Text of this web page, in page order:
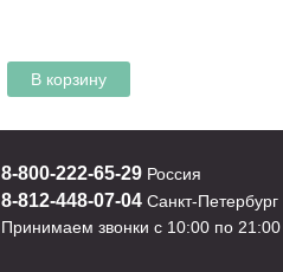
В корзину
8-800-222-65-29 Россия
8-812-448-07-04 Санкт-Петербург
Принимаем звонки с 10:00 по